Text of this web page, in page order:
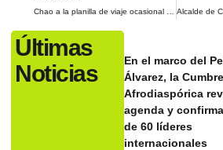
Últimas
Noticias
En el marco del
Álvarez, la
Afrodiaspórica
agenda y
de 60 líderes
internacionales